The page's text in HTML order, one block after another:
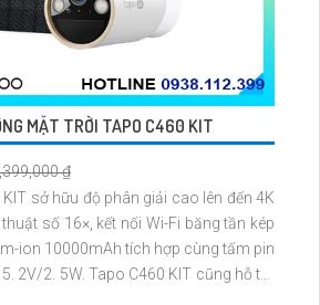
MẶT TRỜI TAPO C460 KIT
₫
sở hữu độ phân giải cao lên đến 4K
số 16×, kết nối Wi-Fi băng tần kép
ion 10000mAh tích hợp cùng tấm pin
2V/2. 5W. Tapo C460 KIT cũng hỗ trợ